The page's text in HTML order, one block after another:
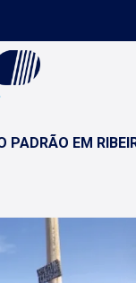
PADRÃO EM